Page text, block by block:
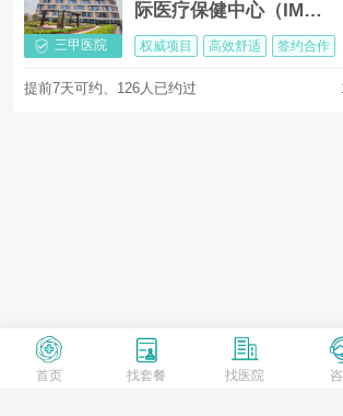
三甲医院
际医疗保健中心（IMCC
北部）
权威项目 高效舒适 签约合作
提前7天可约、126人已约过
首页 找套餐 找医院